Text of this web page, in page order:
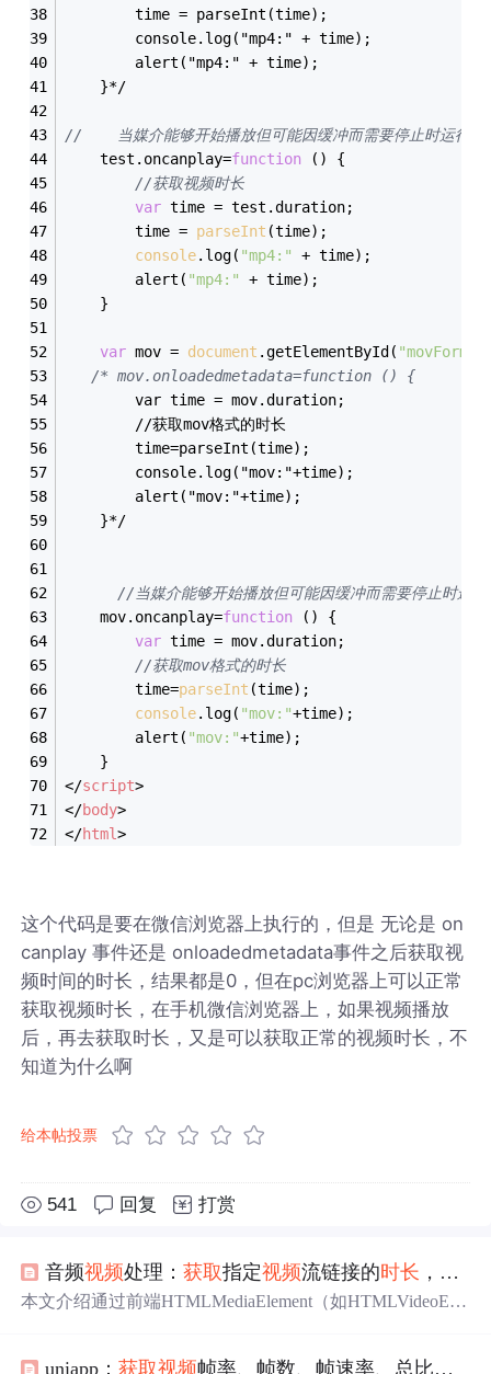
        time = parseInt(time);
        console.log("mp4:" + time);
        alert("mp4:" + time);
    }*/
//    当媒介能够开始播放但可能因缓冲而需要停止时运行脚
    test.oncanplay=
function ( ) {
//获取视频时长
var time = test.duration;
        time =
parseInt (time);
console.log( "mp4:"
+ time);
        alert(
"mp4:"
+ time);
    }
var mov = document .getElementById(
/* mov.onloadedmetadata=function () {
        var time = mov.duration;
        //获取mov格式的时长
        time=parseInt(time);
        console.log("mov:"+time);
        alert("mov:"+time);
    }*/
//当媒介能够开始播放但可能因缓冲而需要停止时运行
    mov.oncanplay=
function ( ) {
var time = mov.duration;
//获取mov格式的时长
        time=
parseInt (time);
console.log( "mov:"+time);
        alert(
"mov:"+time);
    }
</script>
</body>
</html>
这个代码是要在微信浏览器上执行的，但是 无论是 on
canplay 事件还是 onloadedmetadata事件之后获取视
频时间的时长，结果都是0，但在pc浏览器上可以正常
获取视频时长，在手机微信浏览器上，如果视频播放
后，再去获取时长，又是可以获取正常的视频时长，不
知道为什么啊
给本帖投票
541 回复 打赏
音频视频处理：获取指定视频流链接的时长 ， 获取
本文介绍通过前端HTMLMediaElement（如HTMLVideoEle
的 时长（单位：秒）。涵盖视频与音频两种场景，并提供
uniapp：获取视频帧率、帧数、帧速率、总比特率、